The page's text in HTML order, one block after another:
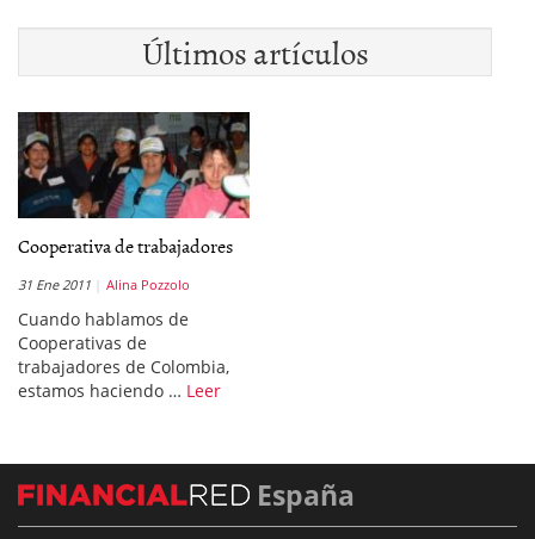
Últimos artículos
Cooperativa de trabajadores
31 Ene 2011 Alina Pozzolo
Cuando hablamos de
Cooperativas de
trabajadores de Colombia,
estamos haciendo … Leer
España